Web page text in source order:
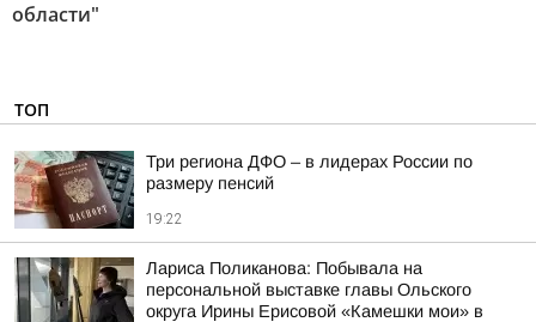
области"
ТОП
Три региона ДФО – в лидерах России по
размеру пенсий
19:22
Лариса Поликанова: Побывала на
персональной выставке главы Ольского
округа Ирины Ерисовой «Камешки мои» в